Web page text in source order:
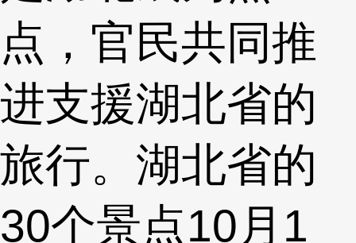
点，官民共同推
进支援湖北省的
旅行。湖北省的
30个景点10月1